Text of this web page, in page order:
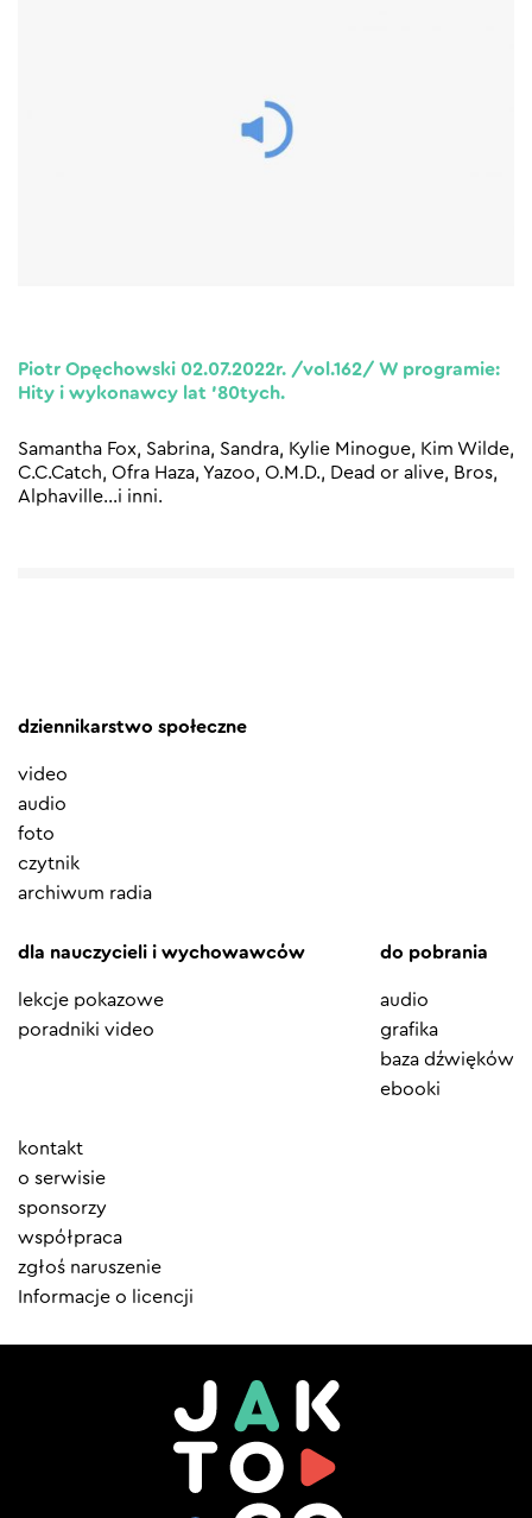
Piotr Opęchowski 02.07.2022r. /vol.162/ W programie:
Hity i wykonawcy lat ’80tych.
Samantha Fox, Sabrina, Sandra, Kylie Minogue, Kim Wilde,
C.C.Catch, Ofra Haza, Yazoo, O.M.D., Dead or alive, Bros,
Alphaville…i inni.
dziennikarstwo społeczne
video
audio
foto
czytnik
archiwum radia
dla nauczycieli i wychowawców
lekcje pokazowe
poradniki video
do pobrania
audio
grafika
baza dźwięków
ebooki
Element
menu
kontakt
o serwisie
sponsorzy
współpraca
zgłoś naruszenie
Informacje o licencji